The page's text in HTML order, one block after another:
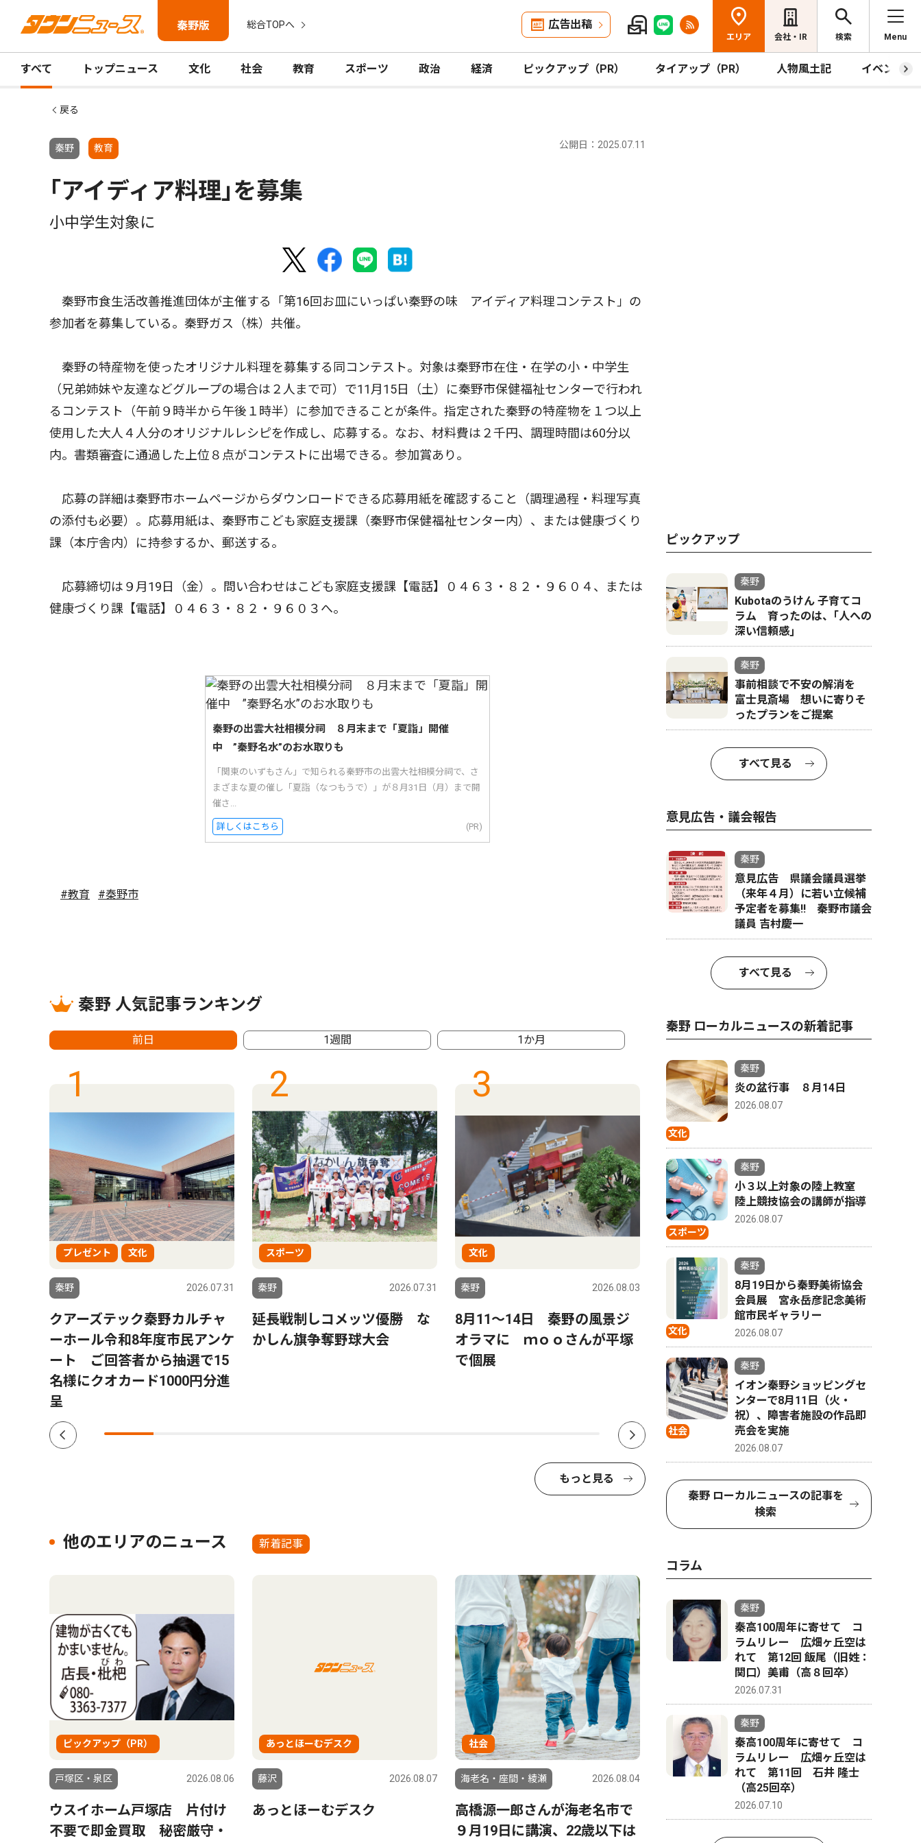
秦野版 総合TOPへ 広告出稿
エリア 会社・IR 検索 Menu
すべて トップニュース 文化 社会 教育 スポーツ 政治 経済 ピックアップ（PR） タイアップ（PR） 人物風土記 イベント
戻る
秦野 教育 公開日：2025.07.11
｢アイディア料理｣を募集
小中学生対象に
秦野市食生活改善推進団体が主催する「第16回お皿にいっぱい秦野の味 アイディア料理コンテスト」の
参加者を募集している。秦野ガス（株）共催。
秦野の特産物を使ったオリジナル料理を募集する同コンテスト。対象は秦野市在住・在学の小・中学生
（兄弟姉妹や友達などグループの場合は２人まで可）で11月15日（土）に秦野市保健福祉センターで行われ
るコンテスト（午前９時半から午後１時半）に参加できることが条件。指定された秦野の特産物を１つ以上
使用した大人４人分のオリジナルレシピを作成し、応募する。なお、材料費は２千円、調理時間は60分以
内。書類審査に通過した上位８点がコンテストに出場できる。参加賞あり。
応募の詳細は秦野市ホームページからダウンロードできる応募用紙を確認すること（調理過程・料理写真
の添付も必要）。応募用紙は、秦野市こども家庭支援課（秦野市保健福祉センター内）、または健康づくり
課（本庁舎内）に持参するか、郵送する。
応募締切は９月19日（金）。問い合わせはこども家庭支援課【電話】０４６３・８２・９６０４、または
健康づくり課【電話】０４６３・８２・９６０３へ。
秦野の出雲大社相模分祠 ８月末まで「夏詣」開催
中 ”秦野名水”のお水取りも
「関東のいずもさん」で知られる秦野市の出雲大社相模分祠で、さ
まざまな夏の催し「夏詣（なつもうで）」が８月31日（月）まで開
催さ...
詳しくはこちら (PR)
#教育 #秦野市
秦野 人気記事ランキング
前日 1週間 1か月
1
プレゼント 文化
秦野 2026.07.31
クアーズテック秦野カルチャ
ーホール令和8年度市民アンケ
ート ご回答者から抽選で15
名様にクオカード1000円分進
呈
2
スポーツ
秦野 2026.07.31
延長戦制しコメッツ優勝 な
かしん旗争奪野球大会
3
文化
秦野 2026.08.03
8月11〜14日 秦野の風景ジ
オラマに ｍｏｏさんが平塚
で個展
4
秦野 2026.07.31
水泳で全国・関東大会へ 秦
野市内中学生４人
ク「The
もっと見る
他のエリアのニュース 新着記事
ピックアップ（PR）
戸塚区・泉区 2026.08.06
ウスイホーム戸塚店 片付け
不要で即金買取 秘密厳守・
あっとほーむデスク
藤沢 2026.08.07
あっとほーむデスク
社会
海老名・座間・綾瀬 2026.08.04
高橋源一郎さんが海老名市で
９月19日に講演、22歳以下は
ピックアップ
秦野
Kubotaのうけん 子育てコ
ラム 育ったのは、｢人への
深い信頼感｣
秦野
事前相談で不安の解消を
富士見斎場 想いに寄りそ
ったプランをご提案
すべて見る
意見広告・議会報告
秦野
意見広告 県議会議員選挙
（来年４月）に若い立候補
予定者を募集‼ 秦野市議会
議員 吉村慶一
すべて見る
秦野 ローカルニュースの新着記事
文化
秦野
炎の盆行事 ８月14日
2026.08.07
スポーツ
秦野
小３以上対象の陸上教室
陸上競技協会の講師が指導
2026.08.07
文化
秦野
8月19日から秦野美術協会
会員展 宮永岳彦記念美術
館市民ギャラリー
2026.08.07
社会
秦野
イオン秦野ショッピングセ
ンターで8月11日（火・
祝）、障害者施設の作品即
売会を実施
2026.08.07
秦野 ローカルニュースの記事を
検索
コラム
秦野
秦高100周年に寄せて コ
ラムリレー 広畑ヶ丘空は
れて 第12回 飯尾（旧姓：
関口）美甫（高８回卒）
2026.07.31
秦野
秦高100周年に寄せて コ
ラムリレー 広畑ヶ丘空は
れて 第11回 石井 隆士
（高25回卒）
2026.07.10